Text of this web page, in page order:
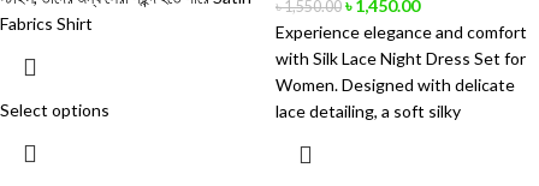
Fabrics Shirt
Select options
৳1,550.00 ৳1,450.00
Experience elegance and comfort
with Silk Lace Night Dress Set for
Women. Designed with delicate
lace detailing, a soft silky